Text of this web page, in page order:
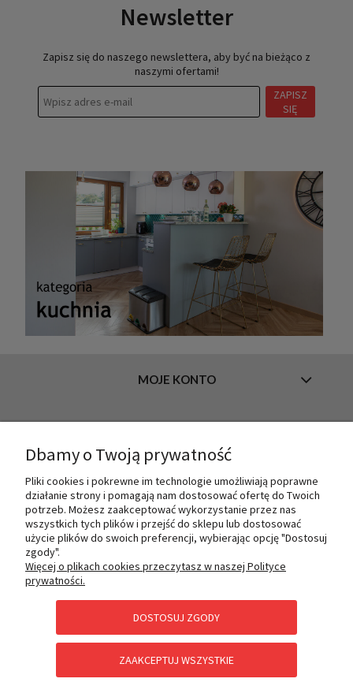
Newsletter
Zapisz się do naszego newslettera, aby być na bieżąco z
naszymi ofertami!
ZAPISZ
SIĘ
MOJE KONTO
O NAS
PŁATNOŚCI I DOSTAWA
POMOC
Dbamy o Twoją prywatność
Pliki cookies i pokrewne im technologie umożliwiają poprawne
działanie strony i pomagają nam dostosować ofertę do Twoich
potrzeb. Możesz zaakceptować wykorzystanie przez nas
wszystkich tych plików i przejść do sklepu lub dostosować
użycie plików do swoich preferencji, wybierając opcję "Dostosuj
zgody".
Więcej o plikach cookies przeczytasz w naszej Polityce
prywatności.
DOSTOSUJ ZGODY
ZAAKCEPTUJ WSZYSTKIE